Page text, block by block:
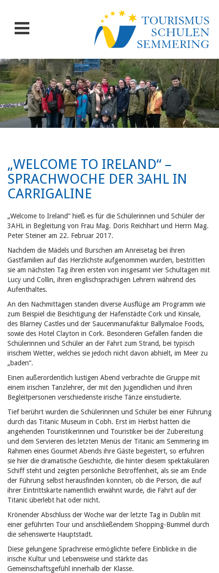
„WELCOME TO IRELAND“ –
SPRACHWOCHE DER 3AHL IN
CARRIGALINE
„Welcome to Ireland“ hieß es für die Schülerinnen und Schüler der
3AHL in Begleitung von Frau Mag. Doris Reichhart und Herrn Mag.
Peter Steiner am 22. Februar 2017.
Nachdem die Mädels und Burschen am Anreisetag bei ihren
Gastfamilien auf das Herzlichste aufgenommen wurden, bestritten
sie am nächsten Tag ihren ersten von insgesamt vier Schultagen mit
Lucy und Collin, ihren englischsprachigen Lehrern während des
Aufenthaltes.
An den Nachmittagen standen diverse Ausflüge am Programm wie
zum Beispiel die Besichtigung der Hafenstädte Cork und Kinsale,
des Blarney Castles und der Saucenmanufaktur Ballymaloe Foods,
sowie des Hotel Clayton in Cork. Besonderen Gefallen fanden die
Schülerinnen und Schüler an der Fahrt zum Strand, bei typisch
irischem Wetter, welches sie jedoch nicht davon abhielt, im Meer zu
„baden“.
Einen außerordentlich lustigen Abend verbrachte die Gruppe mit
einem irischen Tanzlehrer, der mit den Jugendlichen und ihren
Begleitpersonen verschiedenste irische Tänze einstudierte.
Tief berührt wurden die Schülerinnen und Schüler bei einer Führung
durch das Titanic Museum in Cobh. Erst im Herbst hatten die
angehenden Touristikerinnen und Touristiker bei der Zubereitung
und dem Servieren des letzten Menüs der Titanic am Semmering im
Rahmen eines Gourmet Abends ihre Gäste begeistert, so erfuhren
sie hier die dramatische Geschichte, die hinter diesem spektakulären
Schiff steht und zeigten persönliche Betroffenheit, als sie am Ende
der Führung selbst herausfinden konnten, ob die Person, die auf
ihrer Eintrittskarte namentlich erwähnt wurde, die Fahrt auf der
Titanic überlebt hat oder nicht.
Krönender Abschluss der Woche war der letzte Tag in Dublin mit
einer geführten Tour und anschließendem Shopping-Bummel durch
die sehenswerte Hauptstadt.
Diese gelungene Sprachreise ermöglichte tiefere Einblicke in die
irische Kultur und Lebensweise und stärkte das
Gemeinschaftsgefühl innerhalb der Klasse.